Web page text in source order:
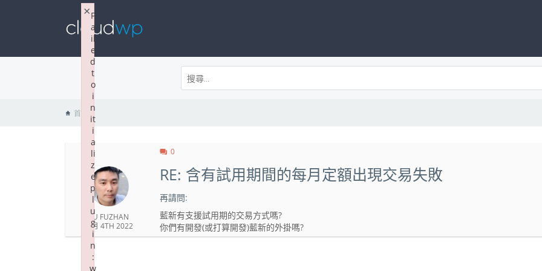
首頁
LU FUZHAN
5 月 4TH 2022
0
RE: 含有試用期間的每月定額出現交易失敗
再請問:
藍新有支援試用期的交易方式嗎?
你們有開發(或打算開發)藍新的外掛嗎?
F
a
il
e
d
t
o
i
n
it
i
a
li
z
e
p
l
u
g
i
n
:
w
×